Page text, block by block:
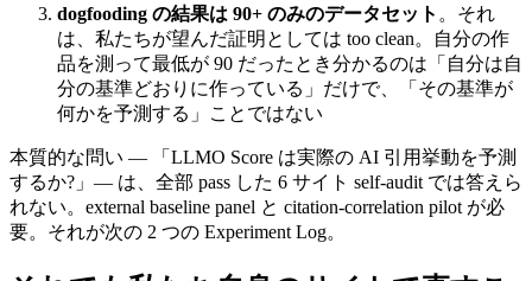
dogfooding の結果は 90+ のみのデータセット 。それ
は、私たちが望んだ証明としては too clean。自分の作
品を測って最低が 90 だったとき分かるのは「自分は自
分の基準どおりに作っている」だけで、「その基準が
何かを予測する」ことではない
本質的な問い — 「LLMO Score は実際の AI 引用挙動を予測
するか?」— は、全部 pass した 6 サイト self-audit では答えら
れない。external baseline panel と citation-correlation pilot が必
要。それが次の 2 つの Experiment Log。